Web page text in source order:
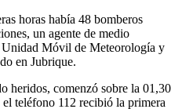
horas había 48 bomberos
un agente de medio
Unidad Móvil de Meteorología y
en Jubrique.
heridos, comenzó sobre la 01,30
teléfono 112 recibió la primera